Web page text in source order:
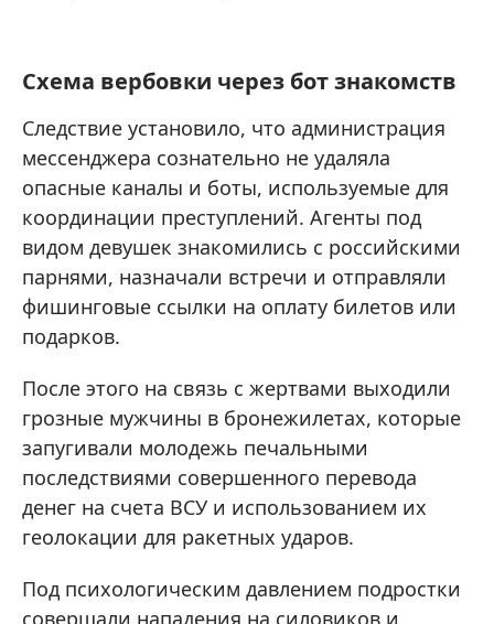
Схема вербовки через бот знакомств
Следствие установило, что администрация
мессенджера сознательно не удаляла
опасные каналы и боты, используемые для
координации преступлений. Агенты под
видом девушек знакомились с российскими
парнями, назначали встречи и отправляли
фишинговые ссылки на оплату билетов или
подарков.
После этого на связь с жертвами выходили
грозные мужчины в бронежилетах, которые
запугивали молодежь печальными
последствиями совершенного перевода
денег на счета ВСУ и использованием их
геолокации для ракетных ударов.
Под психологическим давлением подростки